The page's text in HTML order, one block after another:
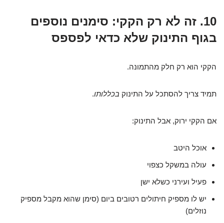
10. זה לא רק הקקי: סימנים נוספים
בגוף התינוק שלא כדאי לפספס
הקקי הוא רק חלק מהתמונה.
תמיד צריך להסתכל על התינוק בכללותו.
אם הקקי ירוק, אבל התינוק:
אוכל היטב
עולה במשקל כצפוי
פעיל ועירני כשלא ישן
יש לו מספיק חיתולים רטובים ביום (סימן שהוא מקבל מספיק
נוזלים)